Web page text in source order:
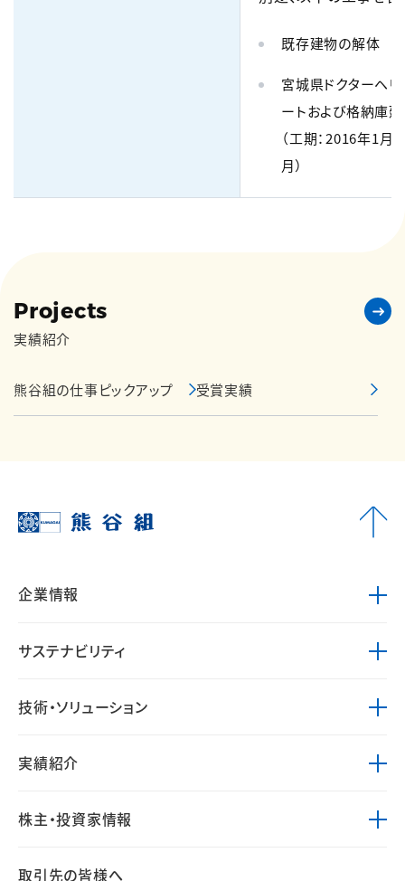
既存建物の解体
宮城県ドクターヘリ
ートおよび格納庫
（工期：2016年1月
月）
Projects
実績紹介
熊谷組の仕事ピックアップ 受賞実績
企業情報
サステナビリティ
技術・ソリューション
実績紹介
株主・投資家情報
取引先の皆様へ